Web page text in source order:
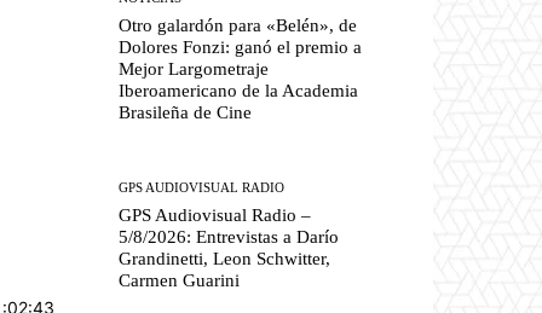
Otro galardón para «Belén», de
Dolores Fonzi: ganó el premio a
Mejor Largometraje
Iberoamericano de la Academia
Brasileña de Cine
GPS AUDIOVISUAL RADIO
GPS Audiovisual Radio –
5/8/2026: Entrevistas a Darío
Grandinetti, Leon Schwitter,
Carmen Guarini